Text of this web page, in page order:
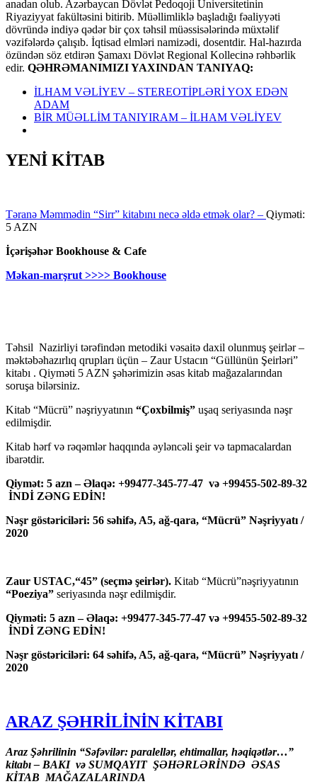
anadan olub. Azərbaycan Dövlət Pedoqoji Universitetinin
Riyaziyyat fakültəsini bitirib. Müəllimliklə başladığı fəaliyyəti
dövründə indiyə qədər bir çox təhsil müəssisələrində müxtəlif
vəzifələrdə çalışıb. İqtisad elmləri namizədi, dosentdir. Hal-hazırda
özündən söz etdirən Şamaxı Dövlət Regional Kollecinə rəhbərlik
edir. QƏHRƏMANIMIZI YAXINDAN TANIYAQ:
İLHAM VƏLİYEV – STEREOTİPLƏRİ YOX EDƏN
ADAM
BİR MÜƏLLİM TANIYIRAM – İLHAM VƏLİYEV
YENİ KİTAB
Təranə Məmmədin “Sirr” kitabını necə əldə etmək olar? – Qiyməti:
5 AZN
İçərişəhər Bookhouse & Cafe
Məkan-marşrut >>>> Bookhouse
Təhsil Nazirliyi tərəfindən metodiki vəsaitə daxil olunmuş şeirlər –
məktəbəhazırlıq qrupları üçün – Zaur Ustacın “Güllünün Şeirləri”
kitabı . Qiyməti 5 AZN şəhərimizin əsas kitab mağazalarından
soruşa bilərsiniz.
Kitab “Mücrü” nəşriyyatının “Çoxbilmiş” uşaq seriyasında nəşr
edilmişdir.
Kitab hərf və rəqəmlər haqqında əyləncəli şeir və tapmacalardan
ibarətdir.
Qiymət: 5 azn – Əlaqə: +99477-345-77-47 və +99455-502-89-32
İNDİ ZƏNG EDİN!
Nəşr göstəriciləri: 56 səhifə, A5, ağ-qara, “Mücrü” Nəşriyyatı /
2020
Zaur USTAC,“45” (seçmə şeirlər). Kitab “Mücrü”nəşriyyatının
“Poeziya” seriyasında nəşr edilmişdir.
Qiyməti: 5 azn – Əlaqə: +99477-345-77-47 və +99455-502-89-32
İNDİ ZƏNG EDİN!
Nəşr göstəriciləri: 64 səhifə, A5, ağ-qara, “Mücrü” Nəşriyyatı /
2020
ARAZ ŞƏHRİLİNİN KİTABI
Araz Şəhrilinin “Səfəvilər: paralellər, ehtimallar, həqiqətlər…”
kitabı – BAKI və SUMQAYIT ŞƏHƏRLƏRİNDƏ ƏSAS
KİTAB MAĞAZALARINDA